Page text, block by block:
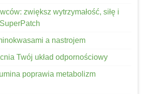
zwiększ wytrzymałość, siłę i
a nastrojem
Twój układ odpornościowy
poprawia metabolizm